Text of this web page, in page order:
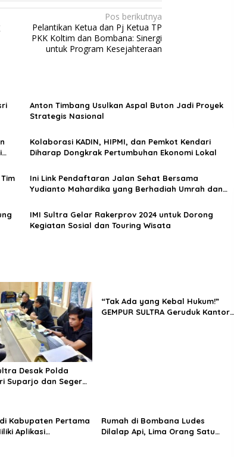
Pos berikutnya
Pelantikan Ketua dan Pj Ketua TP
PKK Koltim dan Bombana: Sinergi
untuk Program Kesejahteraan
Anton Timbang Usulkan Aspal Buton Jadi Proyek
Strategis Nasional
Kolaborasi KADIN, HIPMI, dan Pemkot Kendari
Diharap Dongkrak Pertumbuhan Ekonomi Lokal
Ini Link Pendaftaran Jalan Sehat Bersama
Yudianto Mahardika yang Berhadiah Umrah dan
IMI Sultra Gelar Rakerprov 2024 untuk Dorong
Kegiatan Sosial dan Touring Wisata
Desak Polda
Suparjo dan Segera
“Tak Ada yang Kebal Hukum!”
GEMPUR SULTRA Geruduk Kantor
Kabupaten Pertama
Aplikasi
Rumah di Bombana Ludes
Dilalap Api, Lima Orang Satu